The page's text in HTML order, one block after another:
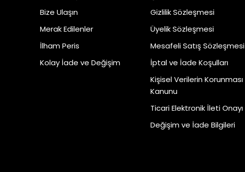
Bize Ulaşın
Merak Edilenler
İlham Peris
Kolay İade ve Değişim
Gizlilik Sözleşmesi
Üyelik Sözleşmesi
Mesafeli Satış Sözleşmesi
İptal ve İade Koşulları
Kişisel Verilerin Korunması
Kanunu
Ticari Elektronik İleti Onayı
Değişim ve İade Bilgileri